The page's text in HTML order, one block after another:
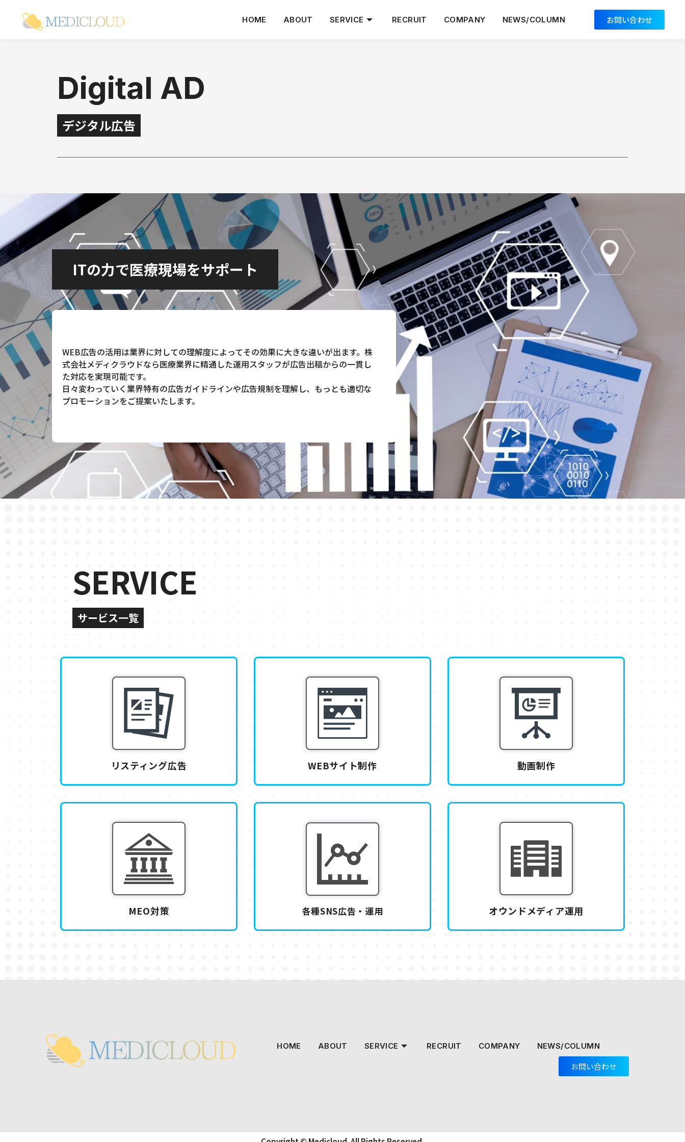
HOME ABOUT SERVICE RECRUIT COMPANY NEWS/COLUMN お問い合わせ
Digital AD
デジタル広告
ITの力で医療現場をサポート
WEB広告の活用は業界に対しての理解度によってその効果に大きな違いが出ます。株
式会社メディクラウドなら医療業界に精通した運用スタッフが広告出稿からの一貫し
た対応を実現可能です。
日々変わっていく業界特有の広告ガイドラインや広告規制を理解し、もっとも適切な
プロモーションをご提案いたします。
SERVICE
サービス一覧
リスティング広告 WEBサイト制作 動画制作
MEO対策 各種SNS広告・運用 オウンドメディア運用
HOME ABOUT SERVICE RECRUIT COMPANY NEWS/COLUMN
お問い合わせ